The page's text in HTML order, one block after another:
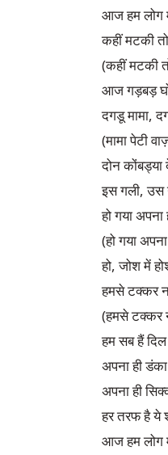
आज हम लोग
कहीं मटकी
(कहीं मटकी
आज गड़बड़
दगडू मामा,
(मामा पेटी
दोन
इस गली, उस
हो गया अपना
(हो गया
हो, जोश में
हमसे टक्कर
(हमसे टक्कर
हम सब हैं
अपना ही
अपना ही
हर तरफ है ये
आज हम लोग